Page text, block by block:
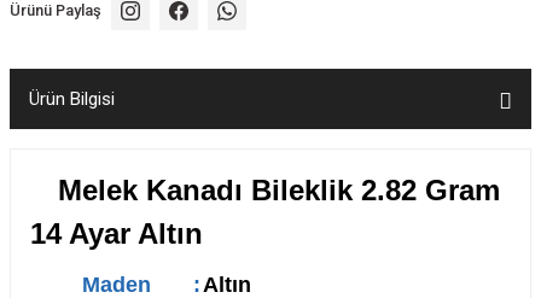
Ürünü Paylaş
Ürün Bilgisi
Melek Kanadı Bileklik 2.82 Gram
14 Ayar Altın
Maden :Altın